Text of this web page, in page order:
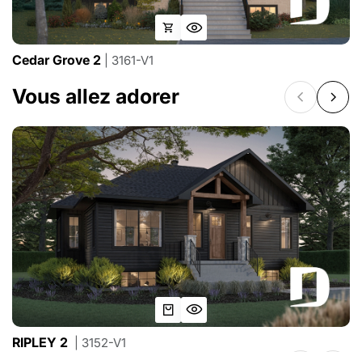
Cedar Grove 2 | 3161-V1
Vous allez adorer
RIPLEY 2 | 3152-V1